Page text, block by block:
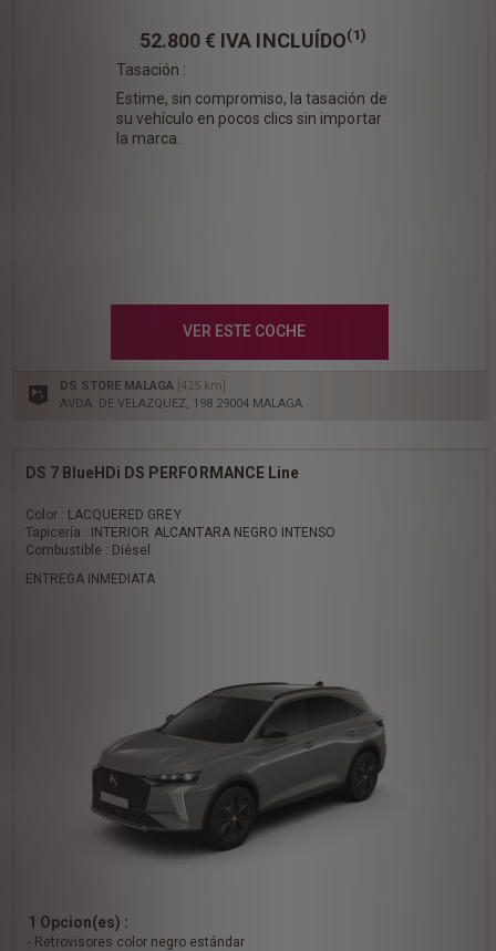
52.800 € IVA INCLUÍDO(1)
Tasación :
Estime, sin compromiso, la tasación de
su vehículo en pocos clics sin importar
la marca.
VER ESTE COCHE
DS STORE MALAGA [425 km]
AVDA. DE VELAZQUEZ, 198 29004 MALAGA
DS 7 BlueHDi DS PERFORMANCE Line
Color : LACQUERED GREY
Tapicería : INTERIOR ALCANTARA NEGRO INTENSO
Combustible : Diésel
ENTREGA INMEDIATA
1 Opcion(es) :
- Retrovisores color negro estándar